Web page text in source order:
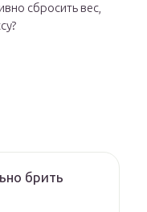
сбросить вес,
брить